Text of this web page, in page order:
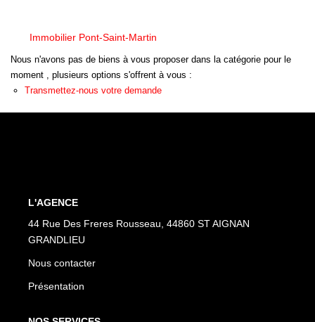
CONTACT
Immobilier Pont-Saint-Martin
Nous n'avons pas de biens à vous proposer dans la catégorie pour le
moment , plusieurs options s'offrent à vous :
Transmettez-nous votre demande
L'AGENCE
44 Rue Des Freres Rousseau, 44860 ST AIGNAN
GRANDLIEU
Nous contacter
Présentation